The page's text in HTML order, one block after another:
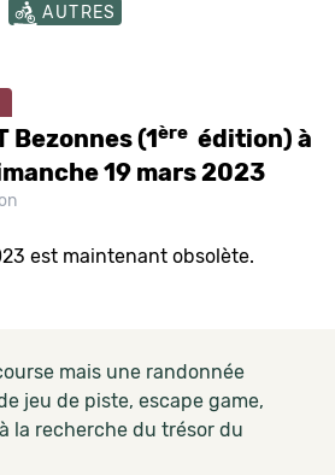
AUTRES
Bezonnes (1ère édition) à
19 mars 2023
est maintenant obsolète.
mais une randonnée
jeu de piste, escape game,
la recherche du trésor du